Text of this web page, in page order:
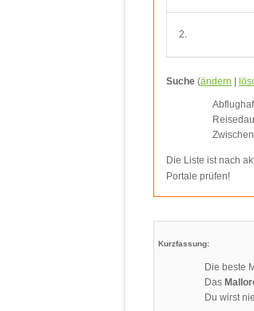
2.
Suche (ändern
Die Liste ist nach
Portale prüfen!
Kurzfassung:
Die beste
Das
Du wirst